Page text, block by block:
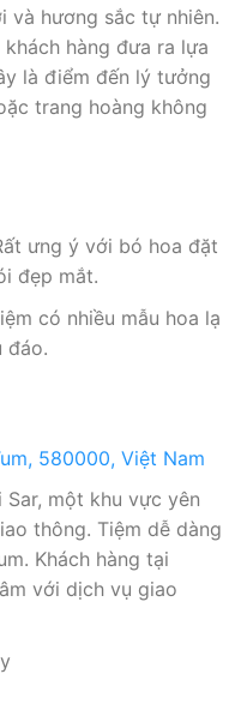
và hương sắc tự nhiên.
hàng đưa ra lựa
là điểm đến lý tưởng
trang hoàng không
ưng ý với bó hoa đặt
đẹp mắt.
có nhiều mẫu hoa lạ
đáo.
580000, Việt Nam
Sar, một khu vực yên
thông. Tiệm dễ dàng
Khách hàng tại
với dịch vụ giao